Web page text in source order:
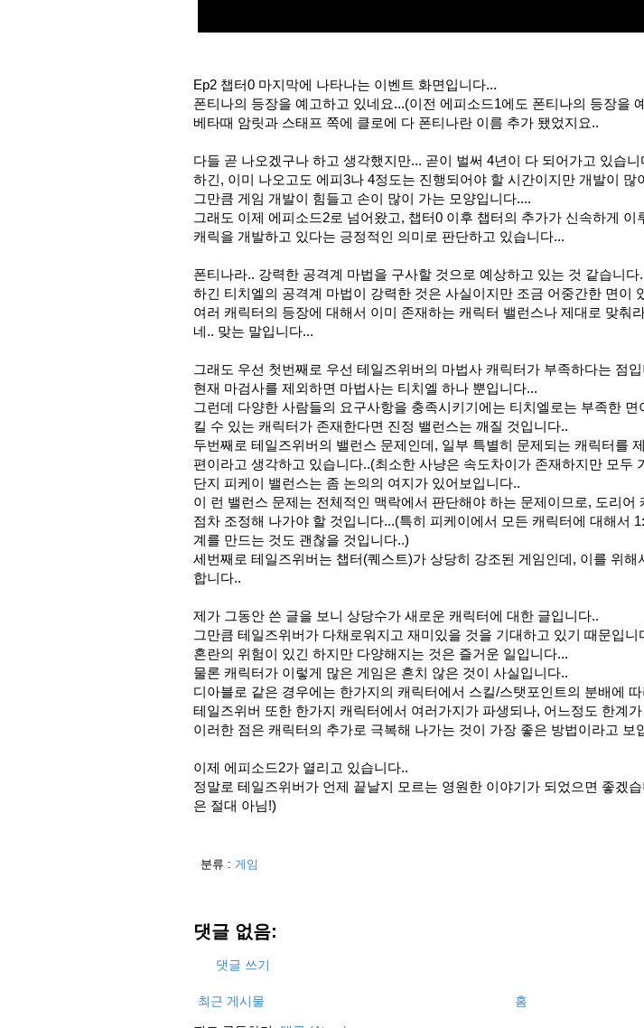
Ep2 챕터0 마지막에 나타나는 이벤트 화면입니다...
폰티나의 등장을 예고하고 있네요...(이전 에피소드1에도 폰티나의 등장을
베타때 암릿과 스태프 쪽에 클로에 다 폰티나란 이름 추가 됐었지요..
다들 곧 나오겠구나 하고 생각했지만... 곧이 벌써 4년이 다 되어가고 있습니
하긴, 이미 나오고도 에피3나 4정도는 진행되어야 할 시간이지만 개발이 많
그만큼 게임 개발이 힘들고 손이 많이 가는 모양입니다....
그래도 이제 에피소드2로 넘어왔고, 챕터0 이후 챕터의 추가가 신속하게
캐릭을 개발하고 있다는 긍정적인 의미로 판단하고 있습니다...
폰티나라.. 강력한 공격계 마법을 구사할 것으로 예상하고 있는 것 같습니다
하긴 티치엘의 공격계 마법이 강력한 것은 사실이지만 조금 어중간한 면이
여러 캐릭터의 등장에 대해서 이미 존재하는 캐릭터 밸런스나 제대로 맞춰
네.. 맞는 말입니다...
그래도 우선 첫번째로 우선 테일즈위버의 마법사 캐릭터가 부족하다는 점
현재 마검사를 제외하면 마법사는 티치엘 하나 뿐입니다...
그런데 다양한 사람들의 요구사항을 충족시키기에는 티치엘로는 부족한
킬 수 있는 캐릭터가 존재한다면 진정 밸런스는 깨질 것입니다..
두번째로 테일즈위버의 밸런스 문제인데, 일부 특별히 문제되는 캐릭터를
편이라고 생각하고 있습니다..(최소한 사냥은 속도차이가 존재하지만 모두
단지 피케이 밸런스는 좀 논의의 여지가 있어보입니다..
이 런 밸런스 문제는 전체적인 맥락에서 판단해야 하는 문제이므로, 도리어
점차 조정해 나가야 할 것입니다...(특히 피케이에서 모든 캐릭터에 대해서
계를 만드는 것도 괜찮을 것입니다..)
세번째로 테일즈위버는 챕터(퀘스트)가 상당히 강조된 게임인데, 이를 위해
합니다..
제가 그동안 쓴 글을 보니 상당수가 새로운 캐릭터에 대한 글입니다..
그만큼 테일즈위버가 다채로워지고 재미있을 것을 기대하고 있기 때문입니
혼란의 위험이 있긴 하지만 다양해지는 것은 즐거운 일입니다...
물론 캐릭터가 이렇게 많은 게임은 흔치 않은 것이 사실입니다..
디아블로 같은 경우에는 한가지의 캐릭터에서 스킬/스탯포인트의 분배에
테일즈위버 또한 한가지 캐릭터에서 여러가지가 파생되나, 어느정도 한계
이러한 점은 캐릭터의 추가로 극복해 나가는 것이 가장 좋은 방법이라고 보
이제 에피소드2가 열리고 있습니다..
정말로 테일즈위버가 언제 끝날지 모르는 영원한 이야기가 되었으면 좋겠
은 절대 아님!)
분류 : 게임
댓글 없음:
댓글 쓰기
최근 게시물 홈